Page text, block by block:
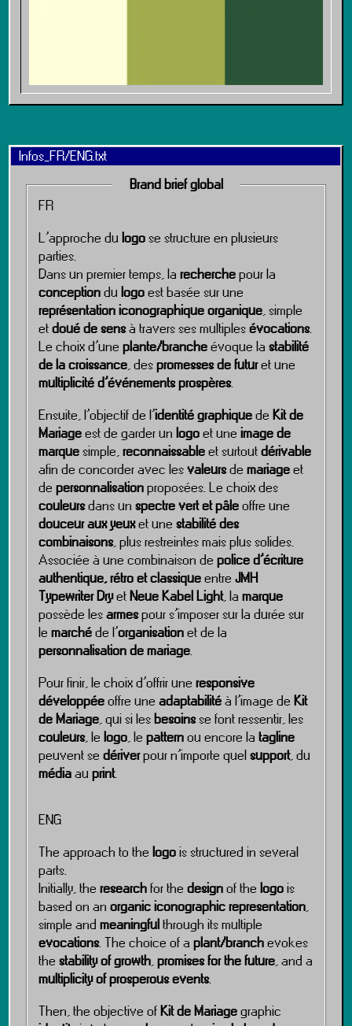
Infos_FR/ENG.txt
Brand brief global
FR
L’approche dulogose structure en plusieurs
parties.
Dans un premier temps, larecherchepour la
conceptiondulogoest basée sur une
représentation iconographique organique, simple
etdoué de sensà travers ses multiplesévocations.
Le choix d’uneplante/brancheévoque lastabilité
de la croissance, despromesses de futuret une
multiplicité d’événements prospères.
Ensuite, l’objectif de l’identité graphiquedeKit de
Mariageest de garder unlogoet uneimage de
marquesimple,reconnaissableet surtoutdérivable
afin de concorder avec lesvaleursdemariageet
depersonnalisationproposées. Le choix des
couleursdans unspectre vert et pâleoffre une
douceur aux yeuxet unestabilité des
combinaisons, plus restreintes mais plus solides.
Associée à une combinaison depolice d’écriture
authentique, rétro et classiqueentreJMH
Typewriter DryetNeue Kabel Light, lamarque
possède lesarmespour s’imposer sur la durée sur
lemarchéde l’organisationet de la
personnalisation de mariage.
Pour finir, le choix d’offrir uneresponsive
développéeoffre uneadaptabilitéà l’image deKit
de Mariage, qui si lesbesoinsse font ressentir, les
couleurs, lelogo, lepatternou encore latagline
peuvent sedériverpour n’importe quelsupport, du
médiaauprint.
ENG
The approach to thelogois structured in several
parts.
Initially, theresearchfor thedesignof thelogois
based on anorganic iconographic representation,
simple andmeaningfulthrough its multiple
evocations. The choice of aplant/branchevokes
thestability of growth,promises for the future, and a
multiplicity of prosperous events.
Then, the objective ofKit de Mariagegraphic